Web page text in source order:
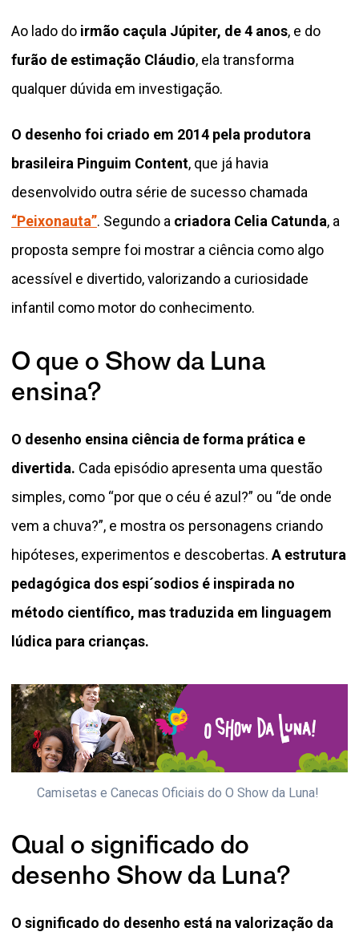
Ao lado do irmão caçula Júpiter, de 4 anos, e do
furão de estimação Cláudio, ela transforma
qualquer dúvida em investigação.
O desenho foi criado em 2014 pela produtora
brasileira Pinguim Content, que já havia
desenvolvido outra série de sucesso chamada
“Peixonauta”. Segundo a criadora Celia Catunda, a
proposta sempre foi mostrar a ciência como algo
acessível e divertido, valorizando a curiosidade
infantil como motor do conhecimento.
O que o Show da Luna
ensina?
O desenho ensina ciência de forma prática e
divertida. Cada episódio apresenta uma questão
simples, como “por que o céu é azul?” ou “de onde
vem a chuva?”, e mostra os personagens criando
hipóteses, experimentos e descobertas.A estrutura
pedagógica dos espi´sodios é inspirada no
método científico, mas traduzida em linguagem
lúdica para crianças.
Camisetas e Canecas Oficiais do O Show da Luna!
Qual o significado do
desenho Show da Luna?
O significado do desenho está na valorização da